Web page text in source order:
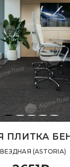
ПЛИТКА
(ASTORIA)